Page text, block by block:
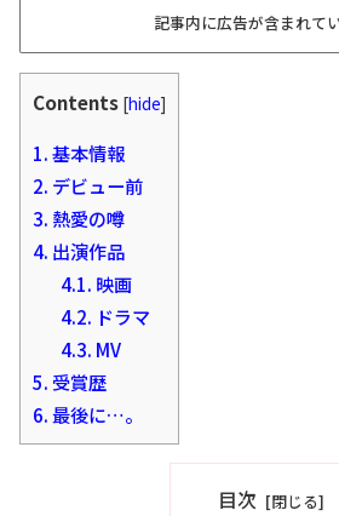
記事内に広告が含まれてい
Contents [hide]
1.基本情報
2. デビュー前
3. 熱愛の噂
4. 出演作品
4.1. 映画
4.2. ドラマ
4.3. MV
5. 受賞歴
6.最後に…。
目次